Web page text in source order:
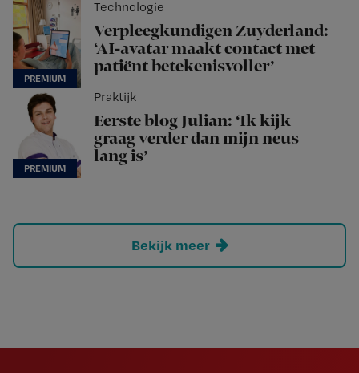
Technologie
Verpleegkundigen Zuyderland:
‘AI-avatar maakt contact met
patiënt betekenisvoller’
Praktijk
Eerste blog Julian: ‘Ik kijk
graag verder dan mijn neus
lang is’
Bekijk meer